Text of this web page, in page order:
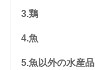
3.鶏
4.魚
5.魚以外の水産品